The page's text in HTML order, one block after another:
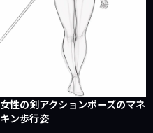
女性の剣アクションポーズのマネ
キン歩行姿